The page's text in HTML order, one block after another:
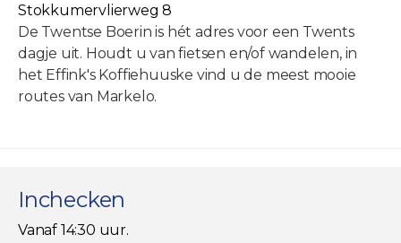
Stokkumervlierweg 8
De Twentse Boerin is hét adres voor een Twents
dagje uit. Houdt u van fietsen en/of wandelen, in
het Effink's Koffiehuuske vind u de meest mooie
routes van Markelo.
Inchecken
Vanaf 14:30 uur.